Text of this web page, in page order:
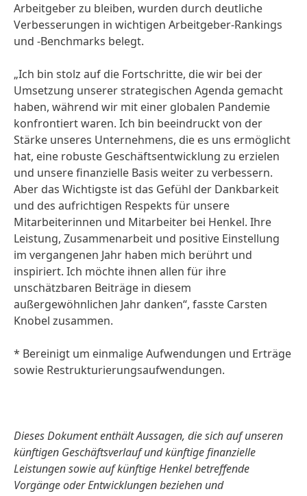
Arbeitgeber zu bleiben, wurden durch deutliche
Verbesserungen in wichtigen Arbeitgeber-Rankings
und -Benchmarks belegt.
„Ich bin stolz auf die Fortschritte, die wir bei der
Umsetzung unserer strategischen Agenda gemacht
haben, während wir mit einer globalen Pandemie
konfrontiert waren. Ich bin beeindruckt von der
Stärke unseres Unternehmens, die es uns ermöglicht
hat, eine robuste Geschäftsentwicklung zu erzielen
und unsere finanzielle Basis weiter zu verbessern.
Aber das Wichtigste ist das Gefühl der Dankbarkeit
und des aufrichtigen Respekts für unsere
Mitarbeiterinnen und Mitarbeiter bei Henkel. Ihre
Leistung, Zusammenarbeit und positive Einstellung
im vergangenen Jahr haben mich berührt und
inspiriert. Ich möchte ihnen allen für ihre
unschätzbaren Beiträge in diesem
außergewöhnlichen Jahr danken“, fasste Carsten
Knobel zusammen.
* Bereinigt um einmalige Aufwendungen und Erträge
sowie Restrukturierungsaufwendungen.
Dieses Dokument enthält Aussagen, die sich auf unseren
künftigen Geschäftsverlauf und künftige finanzielle
Leistungen sowie auf künftige Henkel betreffende
Vorgänge oder Entwicklungen beziehen und